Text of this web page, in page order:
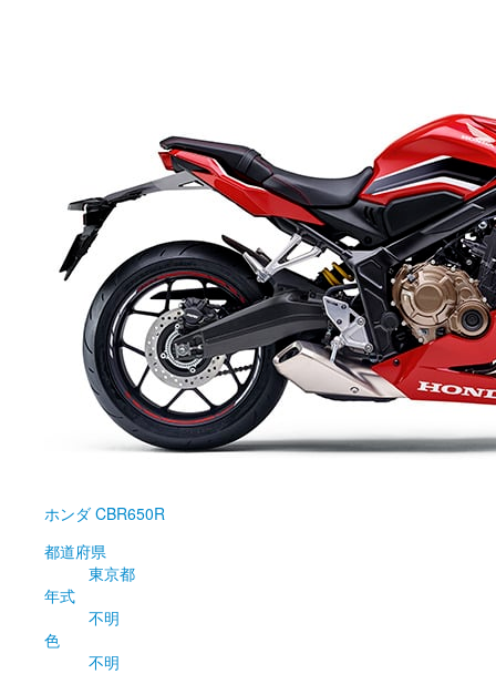
ホンダ CBR650R
都道府県
東京都
年式
不明
色
不明